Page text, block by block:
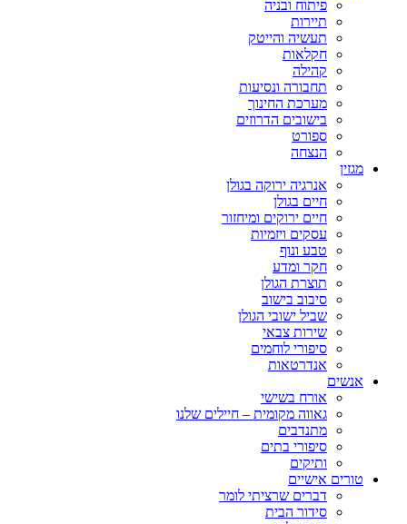
פיתוח ובניה
תיירות
תעשיה והייטק
חקלאות
קהילה
תחבורה ונסיעות
מערכת החינוך
בישובים הדרוזים
ספורט
הנצחה
מגזין
אנרגיה ירוקה בגולן
חיים בגולן
חיים ירוקים ומיחזור
עסקים ויזמיות
טבע ונוף
חקר ומדע
תוצרת הגולן
סיבוב בישוב
שביל ישובי הגולן
שירות צבאי
סיפורי לוחמים
אנדרטאות
אנשים
אורח בשישי
גאווה מקומית – חיילים שלנו
מתנדבים
סיפורי בתים
ותיקים
טורים אישיים
דברים שרציתי לומר
סידור הבית